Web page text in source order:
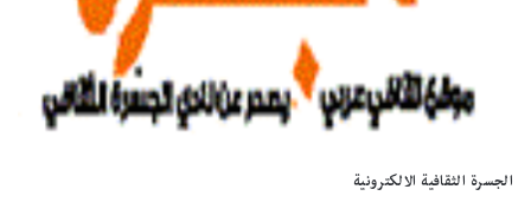
الجسرة الثقافية الالكترونية